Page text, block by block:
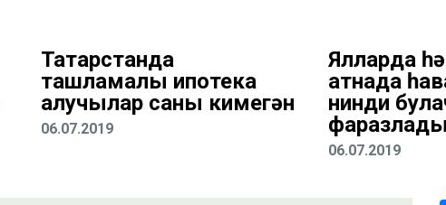
Татарстанда
ташламалы ипотека
алучылар саны кимегән
06.07.2019
Ялларда
атнада
нинди
06.07.2019